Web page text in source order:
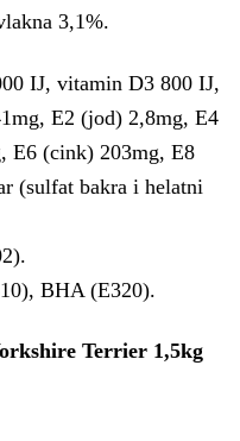
3,1%.
IJ, vitamin D3 800 IJ,
E2 (jod) 2,8mg, E4
E6 (cink) 203mg, E8
(sulfat bakra i helatni
BHA (E320).
Terrier 1,5kg